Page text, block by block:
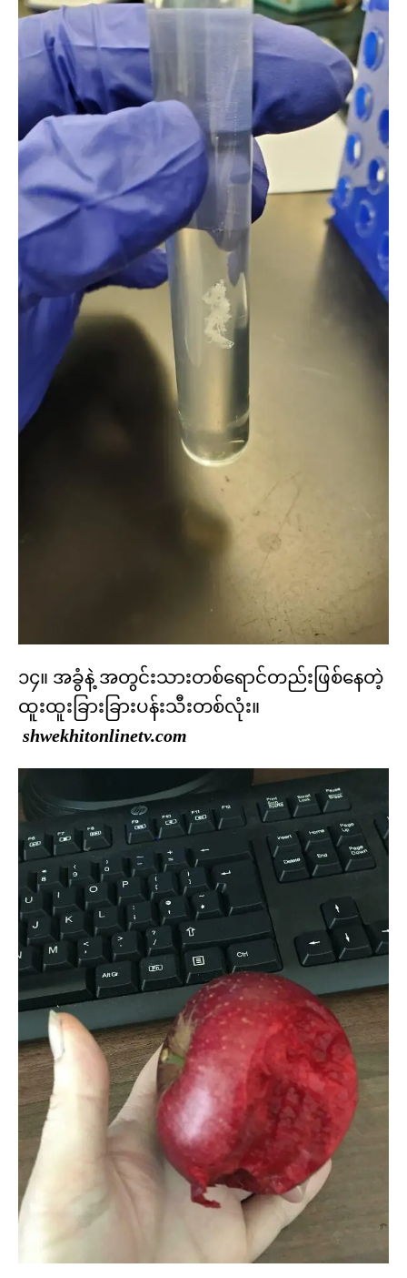
၁၄။ အခွံနဲ့ အတွင်းသားတစ်ရောင်တည်းဖြစ်နေတဲ့
ထူးထူးခြားခြားပန်းသီးတစ်လုံး။
shwekhitonlinetv.com